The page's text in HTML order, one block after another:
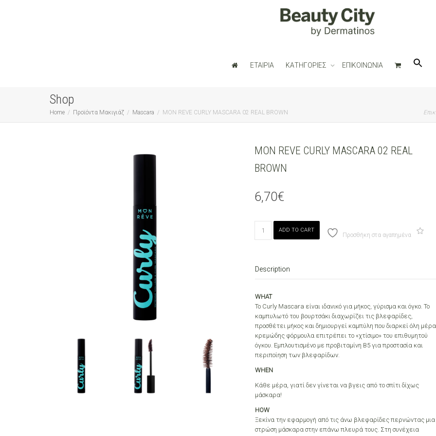
ΕΤΑΙΡΙΑ ΚΑΤΗΓΟΡΙΕΣ ΕΠΙΚΟΙΝΩΝΙΑ
Shop
Home Προϊόντα Μακιγιάζ Mascara MON REVE CURLY MASCARA 02 REAL BROWN
MON REVE CURLY MASCARA 02 REAL
BROWN
6,70€
REVE
REAL
quantity
ADD TO CART
Προσθήκη στα αγαπημένα
Description
WHAT
Το Curly Mascara είναι ιδανικό για μήκος, γύρισμα και όγκο. Το
καμπυλωτό του βουρτσάκι διαχωρίζει τις βλεφαρίδες,
προσθέτει μήκος και δημιουργεί καμπύλη που διαρκεί όλη
κρεμώδης φόρμουλα επιτρέπει το «χτίσιμο» του επιθυμητού
όγκου. Εμπλουτισμένο με προβιταμίνη Β5 για προστασία και
περιποίηση των βλεφαρίδων.
WHEN
Κάθε μέρα, γιατί δεν γίνεται να βγεις από το σπίτι δίχως
μάσκαρα!
HOW
Ξεκίνα την εφαρμογή από τις άνω βλεφαρίδες περνώντας μια
στρώση μάσκαρα στην επάνω πλευρά τους. Στη συνέχεια